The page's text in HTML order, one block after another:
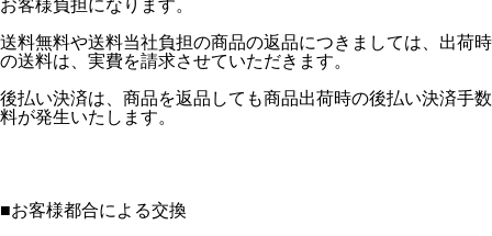
お客様負担になります。
送料無料や送料当社負担の商品の返品につきましては、出荷時
の送料は、実費を請求させていただきます。
後払い決済は、商品を返品しても商品出荷時の後払い決済手数
料が発生いたします。
■お客様都合による交換